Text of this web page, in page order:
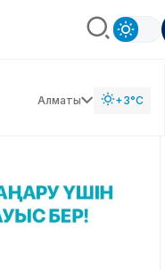
Алматы +3°C